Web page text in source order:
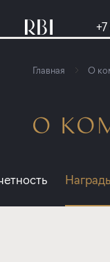
Главная О
О